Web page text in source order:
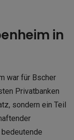
in
war für Bscher
Privatbanken
sondern ein Teil